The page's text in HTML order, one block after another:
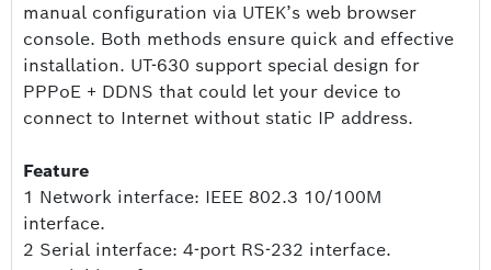
manual configuration via UTEK’s web browser
console. Both methods ensure quick and effective
installation. UT-630 support special design for
PPPoE + DDNS that could let your device to
connect to Internet without static IP address.
Feature
1 Network interface: IEEE 802.3 10/100M
interface.
2 Serial interface: 4-port RS-232 interface.